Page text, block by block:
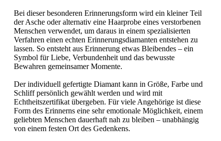
Bei dieser besonderen Erinnerungsform wird ein kleiner Teil
der Asche oder alternativ eine Haarprobe eines verstorbenen
Menschen verwendet, um daraus in einem spezialisierten
Verfahren einen echten Erinnerungsdiamanten entstehen zu
lassen. So entsteht aus Erinnerung etwas Bleibendes – ein
Symbol für Liebe, Verbundenheit und das bewusste
Bewahren gemeinsamer Momente.
Der individuell gefertigte Diamant kann in Größe, Farbe und
Schliff persönlich gewählt werden und wird mit
Echtheitszertifikat übergeben. Für viele Angehörige ist diese
Form des Erinnerns eine sehr emotionale Möglichkeit, einem
geliebten Menschen dauerhaft nah zu bleiben – unabhängig
von einem festen Ort des Gedenkens.